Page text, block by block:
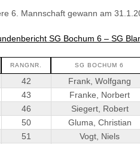
6. Mannschaft gewann am
SG Bochum 6 – SG
RANGNR. SG BOCHUM 6
42
Frank, Wolfgang
43
Franke, Norbert
46
Siegert, Robert
50
Gluma, Christian
51
Vogt, Niels